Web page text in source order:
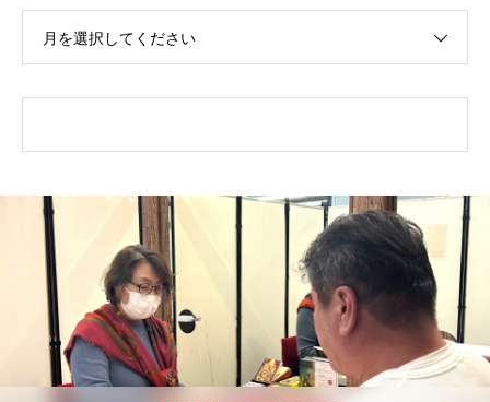
月を選択してください